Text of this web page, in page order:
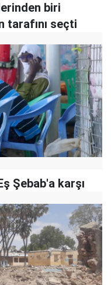
biri
tarafını seçti
Şebab'a karşı